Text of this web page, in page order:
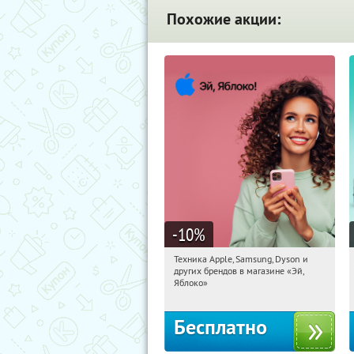
Похожие акции:
-10%
06:14:39
Получи первым!
Багратионовская
Техника Apple, Samsung, Dyson и
других брендов в магазине «Эй,
Яблоко»
Бесплатно